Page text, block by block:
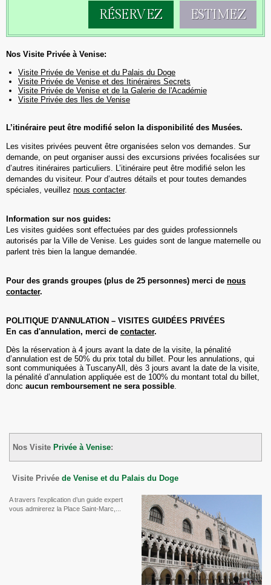
ESTIMEZ
RÉSERVEZ
Nos Visite Privée à Venise:
Visite Privée de Venise et du Palais du Doge
Visite Privée de Venise et des Itinéraires Secrets
Visite Privée de Venise et de la Galerie de l'Académie
Visite Privée des Iles de Venise
L’itinéraire peut être modifié selon la disponibilité des Musées.
Les visites privées peuvent être organisées selon vos demandes. Sur
demande, on peut organiser aussi des excursions privées focalisées sur
d’autres itinéraires particuliers. L’itinéraire peut être modifié selon les
demandes du visiteur. Pour d’autres détails et pour toutes demandes
spéciales, veuillez nous contacter.
Information sur nos guides:
Les visites guidées sont effectuées par des guides professionnels
autorisés par la Ville de Venise. Les guides sont de langue maternelle ou
parlent très bien la langue demandée.
Pour des grands groupes (plus de 25 personnes) merci de nous
contacter.
POLITIQUE D'ANNULATION – VISITES GUIDÉES PRIVÉES
En cas d'annulation, merci de contacter.
Dès la réservation à 4 jours avant la date de la visite, la pénalité
d’annulation est de 50% du prix total du billet. Pour les annulations, qui
sont communiquées à TuscanyAll, dès 3 jours avant la date de la visite,
la pénalité d’annulation appliquée est de 100% du montant total du billet,
donc aucun remboursement ne sera possible.
Nos Visite Privée à Venise:
Visite Privée de Venise et du Palais du Doge
A travers l’explication d’un guide expert
vous admirerez la Place Saint-Marc,...